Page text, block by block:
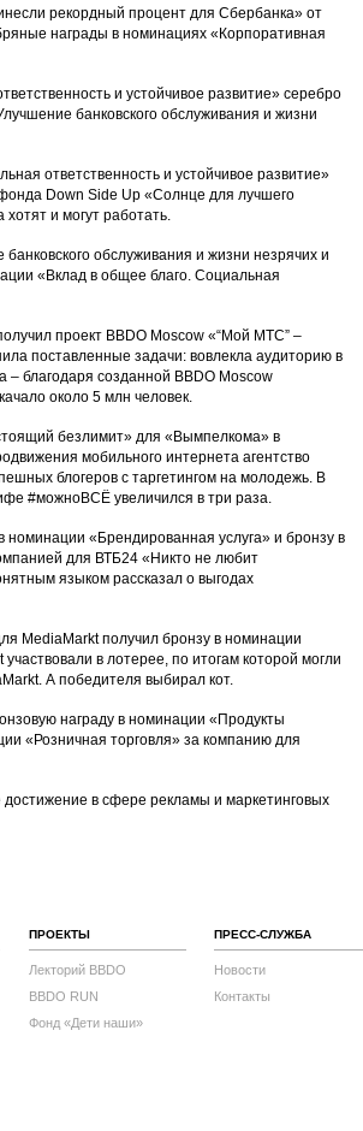
рекордный процент для Сбербанка» от
награды в номинациях «Корпоративная
и устойчивое развитие» серебро
банковского обслуживания и жизни
ответственность и устойчивое развитие»
Down Side Up «Солнце для лучшего
и могут работать.
обслуживания и жизни незрячих и
«Вклад в общее благо. Социальная
проект BBDO Moscow «“Мой МТС” –
поставленные задачи: вовлекла аудиторию в
– благодаря созданной BBDO Moscow
около 5 млн человек.
безлимит» для «Вымпелкома» в
мобильного интернета агентство
блогеров с таргетингом на молодежь. В
#можноВСЁ увеличился в три раза.
номинации «Брендированная услуга» и бронзу в
для ВТБ24 «Никто не любит
языком рассказал о выгодах
MediaMarkt получил бронзу в номинации
в лотерее, по итогам которой могли
А победителя выбирал кот.
награду в номинации «Продукты
«Розничная торговля» за компанию для
в сфере рекламы и маркетинговых
ПРОЕКТЫ
Лекторий BBDO
BBDO RUN
Фонд «Дети наши»
ПРЕСС-СЛУЖБА
Новости
Контакты